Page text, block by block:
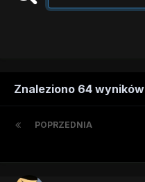
Znaleziono 64 wyników
POPRZEDNIA